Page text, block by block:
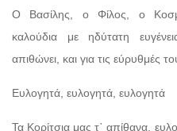
Ο Βασίλης, ο Φίλος, ο
καλούδια με ηδύτατη
απιθώνει, και για τις εύρυθμές
Ευλογητά, ευλογητά, ευλογητά
Τα Κορίτσια μας τ᾽ απίθανα,